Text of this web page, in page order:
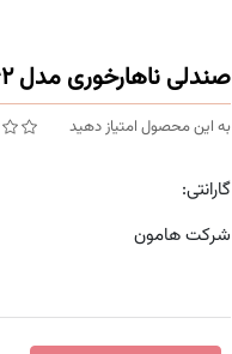
صندلی ناهارخوری مدل TST62 هامون
به این محصول امتیاز دهید
گارانتی:
شرکت هامون